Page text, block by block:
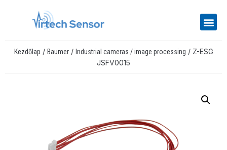
Kezdőlap / Baumer/ Industrial cameras / image processing / Z-ESG
JSFV0015